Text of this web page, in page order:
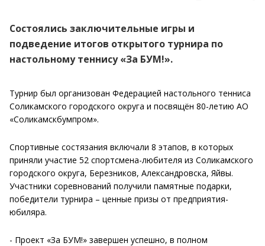
Состоялись заключительные игры и
подведение итогов открытого турнира по
настольному теннису «За БУМ!».
Турнир был организован Федерацией настольного тенниса
Соликамского городского округа и посвящён 80-летию АО
«Соликамскбумпром».
Спортивные состязания включали 8 этапов, в которых
приняли участие 52 спортсмена-любителя из Соликамского
городского округа, Березников, Александровска, Яйвы.
Участники соревнований получили памятные подарки,
победители турнира – ценные призы от предприятия-
юбиляра.
- Проект «За БУМ!» завершен успешно, в полном